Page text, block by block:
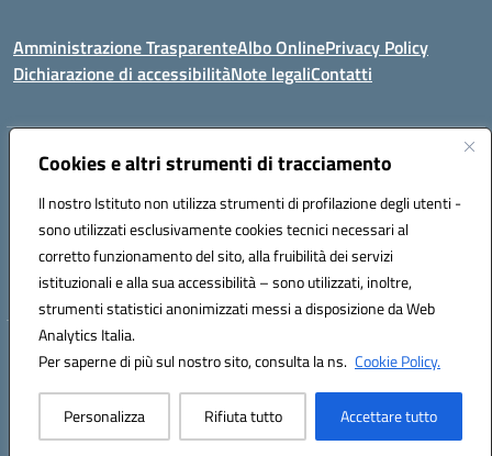
Cookies e altri strumenti di tracciamento
Il nostro Istituto non utilizza strumenti di profilazione degli utenti -
sono utilizzati esclusivamente cookies tecnici necessari al
corretto funzionamento del sito, alla fruibilità dei servizi
istituzionali e alla sua accessibilità – sono utilizzati, inoltre,
strumenti statistici anonimizzati messi a disposizione da Web
Analytics Italia.
Per saperne di più sul nostro sito, consulta la ns. Cookie Policy.
Personalizza Rifiuta tutto Accettare tutto
Amministrazione TrasparenteAlbo OnlinePrivacy Policy
Dichiarazione di accessibilitàNote legaliContatti
Indirizzo:C/da Santa Maria, s.n.c. – 91013 Calatafimi Segesta (TP)
Posta elettronica certificata (PEC):TPIC81300B@pec.istruzione.it
Codice fiscale: 80004430817
Codice meccanografico: TPIC81300B
Hosting & Powered by 3D Solution S.r.l.
Concept & Design by Designers Italia